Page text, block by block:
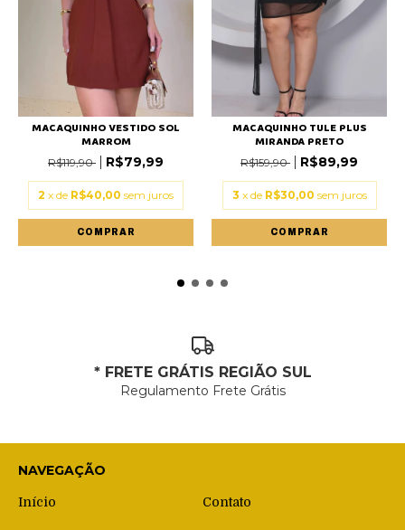
MACAQUINHO VESTIDO SOL
MARROM
R$119,90 R$79,99
2 x de R$40,00 sem juros
COMPRAR
MACAQUINHO TULE PLUS
MIRANDA PRETO
R$159,90 R$89,99
3 x de R$30,00 sem juros
COMPRAR
* FRETE GRÁTIS REGIÃO SUL
Regulamento Frete Grátis
NAVEGAÇÃO
Início Contato